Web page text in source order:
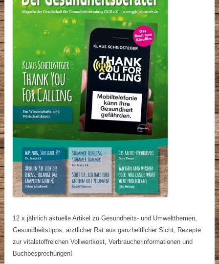
12 x jährlich aktuelle Artikel zu Gesundheits- und Umweltthemen,
Gesundheitstipps, ärztlicher Rat aus ganzheitlicher Sicht, Rezepte
zur vitalstoffreichen Vollwertkost, Verbraucherinformationen und
Buchbesprechungen!